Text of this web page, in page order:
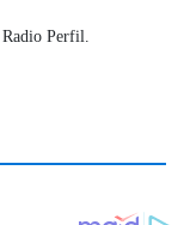
Perfil.